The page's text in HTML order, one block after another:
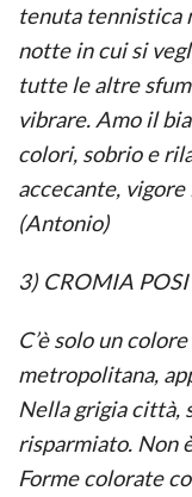
tenuta tennistica
notte in cui si
tutte le altre
vibrare. Amo il
colori, sobrio e
accecante,
(Antonio)
3) CROMIA
C’è solo un
metropolitana,
Nella grigia città,
risparmiato. Non
Forme colorate